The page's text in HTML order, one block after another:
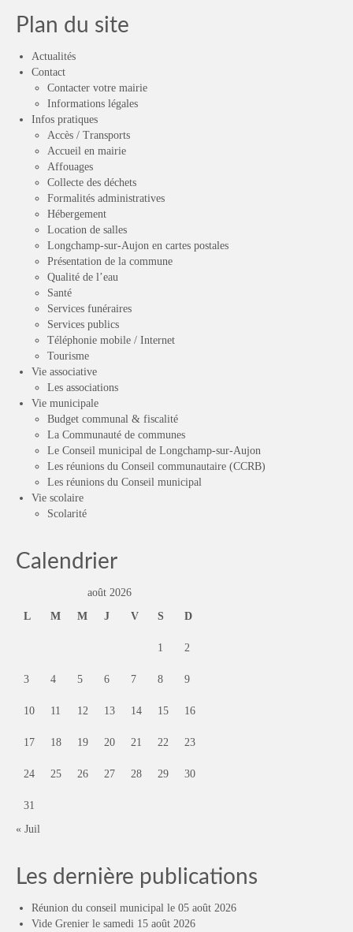
Plan du site
Actualités
Contact
Contacter votre mairie
Informations légales
Infos pratiques
Accès / Transports
Accueil en mairie
Affouages
Collecte des déchets
Formalités administratives
Hébergement
Location de salles
Longchamp-sur-Aujon en cartes postales
Présentation de la commune
Qualité de l’eau
Santé
Services funéraires
Services publics
Téléphonie mobile / Internet
Tourisme
Vie associative
Les associations
Vie municipale
Budget communal & fiscalité
La Communauté de communes
Le Conseil municipal de Longchamp-sur-Aujon
Les réunions du Conseil communautaire (CCRB)
Les réunions du Conseil municipal
Vie scolaire
Scolarité
Calendrier
août 2026
L
M M J V S D
1 2
3 4 5 6 7 8 9
10 11 12 13 14 15 16
17 18 19 20 21 22 23
24 25 26 27 28 29 30
31
« Juil
Les dernière publications
Réunion du conseil municipal le 05 août 2026
Vide Grenier le samedi 15 août 2026